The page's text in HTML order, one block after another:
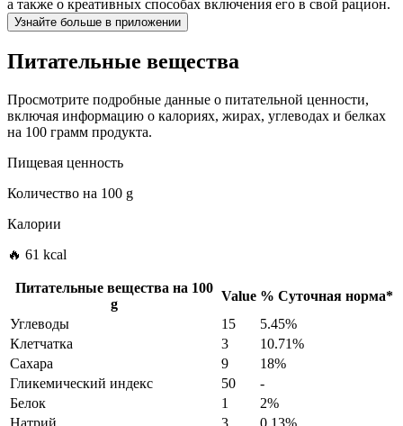
а также о креативных способах включения его в свой рацион.
Узнайте больше в приложении
Питательные вещества
Просмотрите подробные данные о питательной ценности,
включая информацию о калориях, жирах, углеводах и белках
на 100 грамм продукта.
Пищевая ценность
Количество на 100 g
Калории
🔥 61 kcal
Питательные вещества на 100
g
Value % Суточная норма*
Углеводы
15
5.45%
Клетчатка
3
10.71%
Сахара
9
18%
Гликемический индекс
50
-
Белок
1
2%
Натрий
3
0.13%